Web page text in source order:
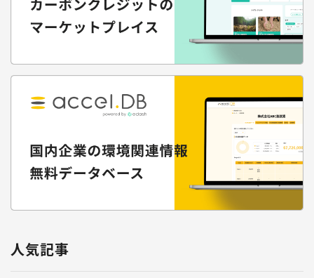
人気記事